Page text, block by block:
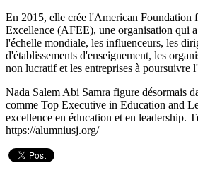
En 2015, elle crée l'American Foundation
Excellence (AFEE), une organisation qui
l'échelle mondiale, les influenceurs, les
d'établissements d'enseignement, les
non lucratif et les entreprises à poursuivre
Nada Salem Abi Samra figure désormais
comme Top Executive in Education and
excellence en éducation et en leadership.
https://alumniusj.org/